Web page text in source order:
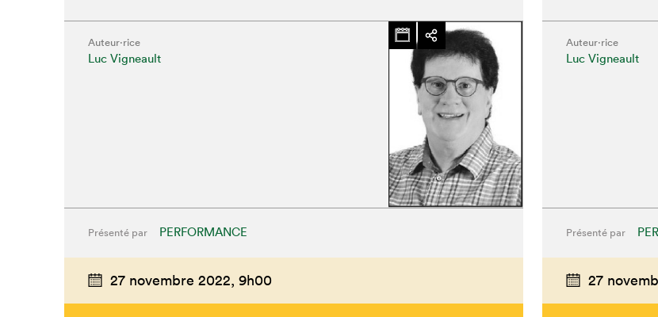
Auteur·rice
Luc Vigneault
Présenté par PERFORMANCE
27 novembre 2022, 9h00
Auteur·rice
Luc Vigneault
Présenté par
27